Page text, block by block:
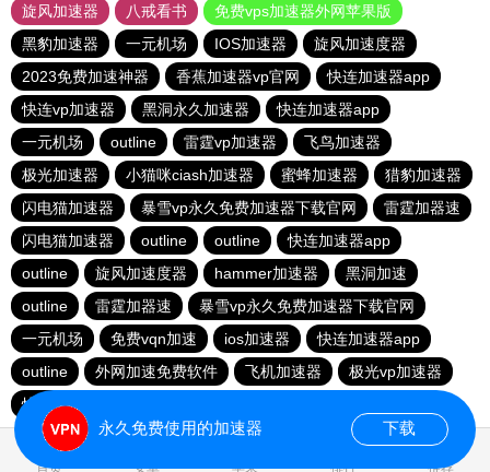
旋风加速器
八戒看书
免费vps加速器外网苹果版
黑豹加速器
一元机场 IOS加速器
旋风加速度器
2023免费加速神器
香蕉加速器vp官网
快连加速器app
快连vp加速器
黑洞永久加速器
快连加速器app
一元机场
outline 雷霆vp加速器
飞鸟加速器
极光加速器
小猫咪ciash加速器 蜜蜂加速器
猎豹加速器
闪电猫加速器
暴雪vp永久免费加速器下载官网
雷霆加器速
闪电猫加速器
outline outline
快连加速器app
outline
旋风加速度器 hammer加速器
黑洞加速
outline
雷霆加器速
暴雪vp永久免费加速器下载官网
一元机场
免费vqn加速 ios加速器
快连加速器app
outline
外网加速免费软件 飞机加速器
极光vp加速器
快连加速器app
首页 安卓 苹果 排行 推荐
永久免费使用的加速器 下载
1.048371s